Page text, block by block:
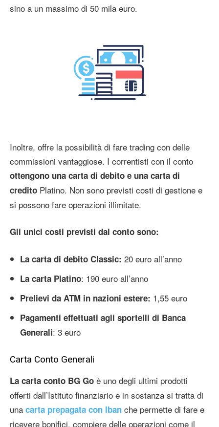
sino a un massimo di 50 mila euro.
Inoltre, offre la possibilità di fare trading con delle
commissioni vantaggiose. I correntisti con il conto
ottengono una carta di debito e una carta di
credito Platino. Non sono previsti costi di gestione e
si possono fare operazioni illimitate.
Gli unici costi previsti dal conto sono:
La carta di debito Classic: 20 euro all’anno
La carta Platino: 190 euro all’anno
Prelievi da ATM in nazioni estere: 1,55 euro
Pagamenti effettuati agli sportelli di Banca
Generali: 3 euro
Carta Conto Generali
La carta conto BG Go è uno degli ultimi prodotti
offerti dall’Istituto finanziario e in sostanza si tratta di
una carta prepagata con Iban che permette di fare e
ricevere bonifici, compiere delle operazioni come il